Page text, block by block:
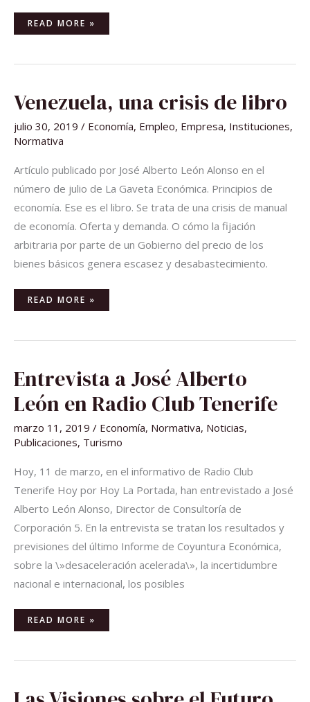
READ MORE »
Venezuela, una crisis de libro
julio 30, 2019 / Economía, Empleo, Empresa, Instituciones,
Normativa
Artículo publicado por José Alberto León Alonso en el
número de julio de La Gaveta Económica. Principios de
economía. Ese es el libro. Se trata de una crisis de manual
de economía. Oferta y demanda. O cómo la fijación
arbitraria por parte de un Gobierno del precio de los
bienes básicos genera escasez y desabastecimiento.
UNA
CRISIS
LIBRO
READ MORE »
Entrevista a José Alberto
León en Radio Club Tenerife
marzo 11, 2019 / Economía, Normativa, Noticias,
Publicaciones, Turismo
Hoy, 11 de marzo, en el informativo de Radio Club
Tenerife Hoy por Hoy La Portada, han entrevistado a José
Alberto León Alonso, Director de Consultoría de
Corporación 5. En la entrevista se tratan los resultados y
previsiones del último Informe de Coyuntura Económica,
sobre la \»desaceleración acelerada\», la incertidumbre
nacional e internacional, los posibles
ENTREVISTA
A
JOSÉ
ALBERTO
LEÓN
EN
CLUB
TENERIFE
READ MORE »
VISIONES